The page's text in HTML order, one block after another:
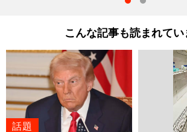
こんな記事も読まれてい
話題